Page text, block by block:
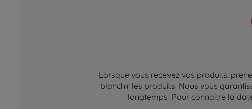
Lorsque vous recevez vos produits,
blanchir les produits. Nous vous
longtemps. Pour connaitre la